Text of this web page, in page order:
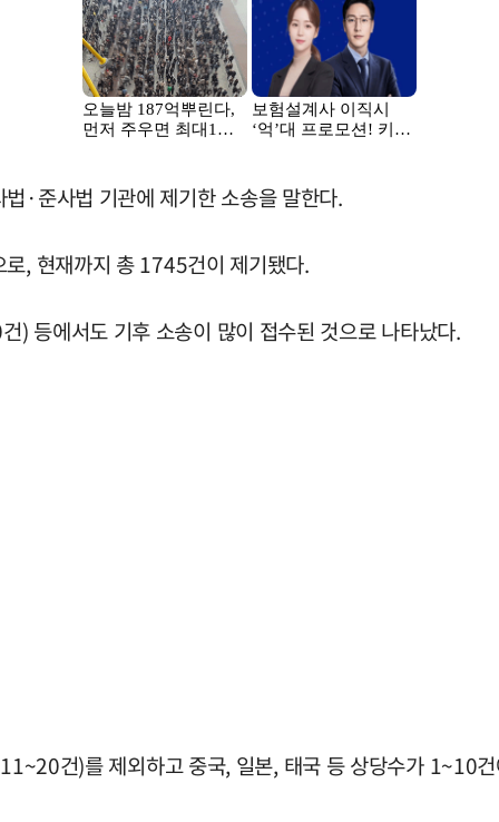
·준사법 기관에 제기한 소송을 말한다.
, 현재까지 총 1745건이 제기됐다.
등에서도 기후 소송이 많이 접수된 것으로 나타났다.
건)를 제외하고 중국, 일본, 태국 등 상당수가 1~10